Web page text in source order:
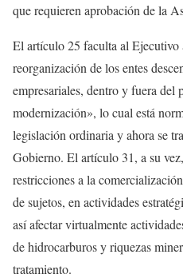
que requieren aprobación de la
El artículo 25 faculta al
reorganización de los entes
empresariales, dentro y fuera del
modernización», lo cual está
legislación ordinaria y ahora se
Gobierno. El artículo 31, a su
restricciones a la
de sujetos, en actividades
así afectar virtualmente
de hidrocarburos y riquezas
tratamiento.